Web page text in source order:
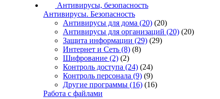
Антивирусы, безопасность
Антивирусы. Безопасность
Антивирусы для дома (20) (20)
Антивирусы для организаций (20) (20)
Защита информации (29) (29)
Интернет и Сеть (8) (8)
Шифрование (2) (2)
Контроль доступа (24) (24)
Контроль персонала (9) (9)
Другие программы (16) (16)
Работа с файлами